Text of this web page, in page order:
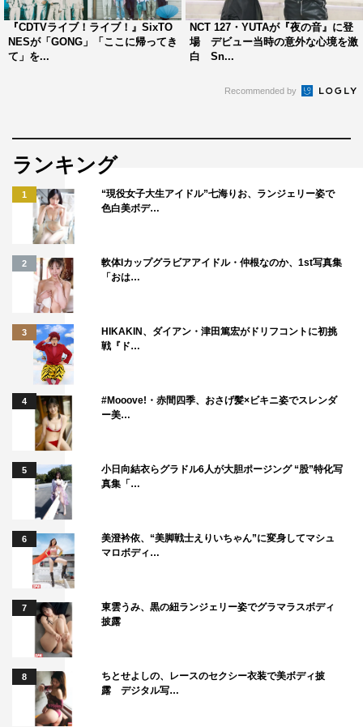
ちから支持される彼らの楽曲は、どのように作られるの
か。「大変だけど面白い」という楽曲制作の裏側を語る。
た先輩グループ・&TEAMがVTRで登場。グループ同士の
かし、ステージ上での表現の仕方は真逆。&TEAMの代名
詞「カルグンム」と呼ばれる超絶シンクロダンスに対し、
BOYNEXTDOORは一人一人の個性が際立つダンスが特
徴。これまでのK-POP路線から新たな魅力を開花させた
BOYNEXTDOORのダンスや歌詞を、&TEAMはどう見て
いるのか。同じステージに立つアーティストならではの目
線で語る。
その後もスタジオでは、話題の新曲や今後の目標につい
て、アツいトークを繰り広げる。メンバー最年少の
WOONHAKが「面白いエピソードがあります」と、ライ
ブ中の赤面エピソードを告白し、畑が「えぇ!? いいんです
かそれ！？」と大笑いするひと幕も。
注目のスタジオライブは、日本のテレビ初披露となる新曲
「ddok ddok ddok」を、国内外でさまざまなアーティスト
のライブビジュアルを手掛けるCGプログラミングアーテ
ィスト・Kezzardrixとのスペシャルコラボで披露。数多く
の扉を開けて踏み出した世界を表現したダンスとCGで、6
人のアイデンティティーが爆発する。さらに、昨年の各種
年間チャートを席巻した「今日だけ I LOVE
YOU（Japanese Ver.）」も披露する。
番組情報
『夜の音－TOKYO MIDNIGHT MUSIC－』
日本テレビ系
2026年5月26日（火）深夜0時24分～0時54分
『CDTVライブ！ライブ！』SixTO
NESが「GONG」「ここに帰ってき
て」を...
NCT 127・YUTAが『夜の音』に登
場 デビュー当時の意外な心境を激
白 Sn...
Recommended by
ランキング
1
“現役女子大生アイドル”七海りお、ランジェリー姿で
色白美ボデ…
2
軟体Iカップグラビアアイドル・仲根なのか、1st写真集
「おは…
3
HIKAKIN、ダイアン・津田篤宏がドリフコントに初挑
戦『ド…
4
#Mooove!・赤間四季、おさげ髪×ビキニ姿でスレンダ
ー美…
5
小日向結衣らグラドル6人が大胆ポージング “股”特化写
真集「…
6
美澄衿依、“美脚戦士えりいちゃん”に変身してマシュ
マロボディ…
7
東雲うみ、黒の紐ランジェリー姿でグラマラスボディ
披露
8
ちとせよしの、レースのセクシー衣装で美ボディ披
露 デジタル写…